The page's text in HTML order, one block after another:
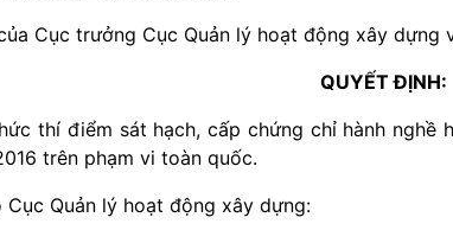
Cục trưởng Cục Quản lý hoạt động xây dựng
QUYẾT ĐỊNH:
thí điểm sát hạch, cấp chứng chỉ hành
trên phạm vi toàn quốc.
Cục Quản lý hoạt động xây dựng: